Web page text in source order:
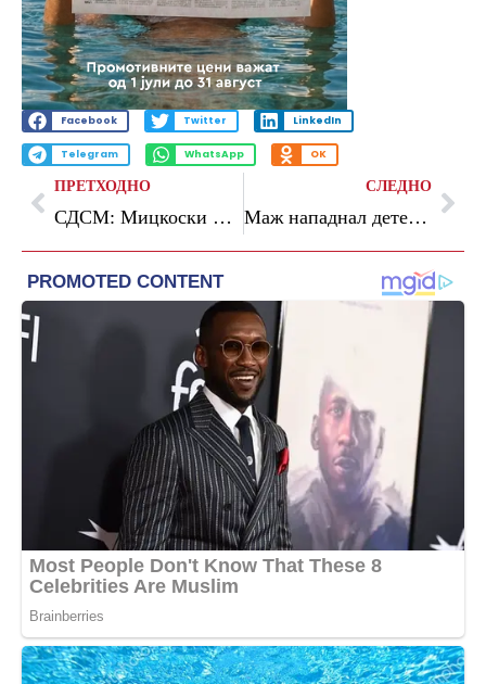
Facebook Twitter LinkedIn
Telegram WhatsApp OK
ПРЕТХОДНО
СДСМ: Мицкоски му диктира задачи на обвинителот Савески
СЛЕДНО
Маж нападнал дете во училиште во Илинден